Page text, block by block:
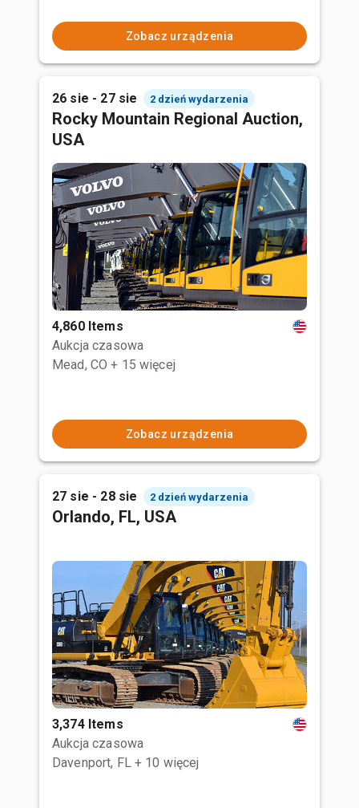
Zobacz urządzenia
26 sie - 27 sie 2 dzień wydarzenia
Rocky Mountain Regional Auction,
USA
4,860 Items
Aukcja czasowa
Mead, CO + 15 więcej
Zobacz urządzenia
27 sie - 28 sie 2 dzień wydarzenia
Orlando, FL, USA
3,374 Items
Aukcja czasowa
Davenport, FL + 10 więcej